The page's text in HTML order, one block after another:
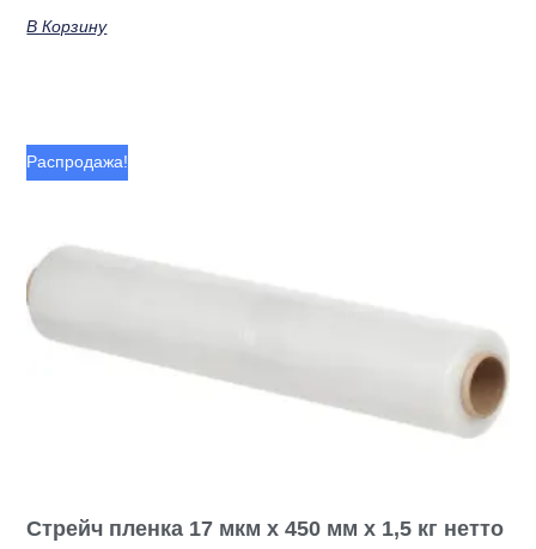
из
5
В Корзину
Распродажа!
Стрейч пленка 17 мкм х 450 мм х 1,5 кг нетто